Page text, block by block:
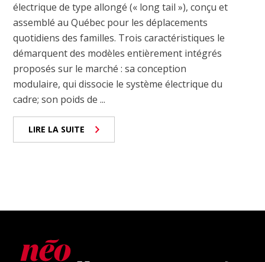
électrique de type allongé (« long tail »), conçu et
assemblé au Québec pour les déplacements
quotidiens des familles. Trois caractéristiques le
démarquent des modèles entièrement intégrés
proposés sur le marché : sa conception
modulaire, qui dissocie le système électrique du
cadre; son poids de ...
LIRE LA SUITE